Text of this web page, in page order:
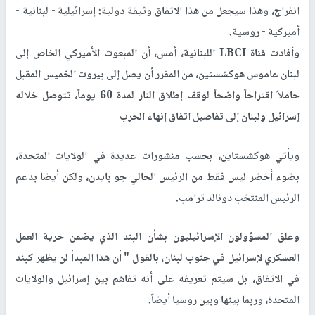
انفراج، وهذا سيجعل من هذا الاتفاق وثيقة دولية: إسرائيلية - لبنانية -
أميركية - روسية.
وأفادت قناة LBCI اللبنانية، أمس، أن المبعوث الأميركي الخاص إلى
لبنان عاموس هوكشستين، من المقرر أن يصل إلى بيروت الخميس المقبل
حاملاً اقتراحاً واضحاً لوقف إطلاق النار لمدة 60 يوماً، تتوصل خلاله
إسرائيل ولبنان إلى تفاصيل اتفاق إنهاء الحرب
ويأتي هوكشستاين، بحسب منشورات عديدة في الولايات المتحدة،
بضوء أخضر ليس فقط من الرئيس الحالي جو بايدن، ولكن أيضا بدعم
الرئيس المنتخب دونالد ترامب.
وعلق المسؤولون الإسرائيليون بشأن البند الذي يضمن حرية العمل
العسكري لإسرائيل في جنوب لبنان، بالقول " أن هذا المبدأ لن يظهر كبند
في الاتفاق، بل سيتم تعريفه على أنه تفاهم بين إسرائيل والولايات
المتحدة، وربما بينها وبين روسيا أيضاً.